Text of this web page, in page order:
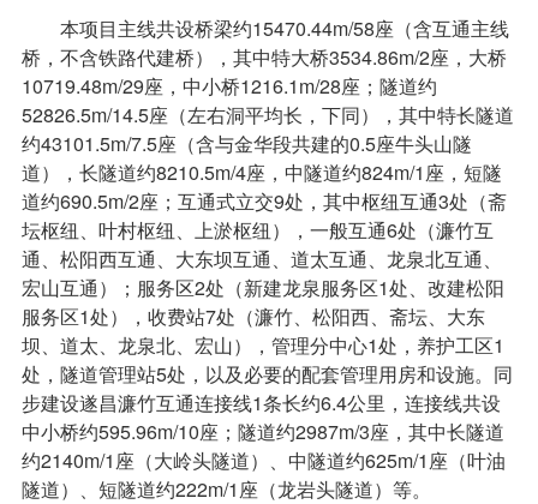
本项目主线共设桥梁约15470.44m/58座（含互通主线
桥，不含铁路代建桥），其中特大桥3534.86m/2座，大桥
10719.48m/29座，中小桥1216.1m/28座；隧道约
52826.5m/14.5座（左右洞平均长，下同），其中特长隧道
约43101.5m/7.5座（含与金华段共建的0.5座牛头山隧
道），长隧道约8210.5m/4座，中隧道约824m/1座，短隧
道约690.5m/2座；互通式立交9处，其中枢纽互通3处（斋
坛枢纽、叶村枢纽、上淤枢纽），一般互通6处（濂竹互
通、松阳西互通、大东坝互通、道太互通、龙泉北互通、
宏山互通）；服务区2处（新建龙泉服务区1处、改建松阳
服务区1处），收费站7处（濂竹、松阳西、斋坛、大东
坝、道太、龙泉北、宏山），管理分中心1处，养护工区1
处，隧道管理站5处，以及必要的配套管理用房和设施。同
步建设遂昌濂竹互通连接线1条长约6.4公里，连接线共设
中小桥约595.96m/10座；隧道约2987m/3座，其中长隧道
约2140m/1座（大岭头隧道）、中隧道约625m/1座（叶油
隧道）、短隧道约222m/1座（龙岩头隧道）等。